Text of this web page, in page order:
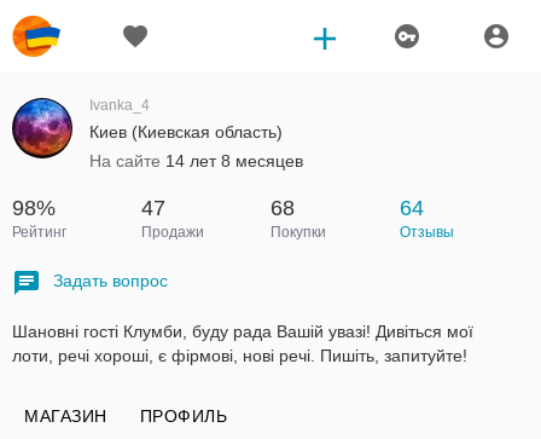
Ivanka_4
Киев (Киевская область)
На сайте 14 лет 8 месяцев
98%
Рейтинг
47
Продажи
68
Покупки
64
Отзывы
Задать вопрос
Шановні гості Клумби, буду рада Вашій увазі! Дивіться мої
лоти, речі хороші, є фірмові, нові речі. Пишіть, запитуйте!
МАГАЗИН ПРОФИЛЬ